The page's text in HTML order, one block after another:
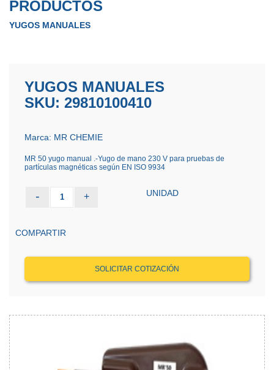
PRODUCTOS
YUGOS MANUALES
YUGOS MANUALES
SKU: 29810100410
Marca: MR CHEMIE
MR 50 yugo manual .-Yugo de mano 230 V para pruebas de
partículas magnéticas según EN ISO 9934
- 1 + UNIDAD
COMPARTIR
SOLICITAR COTIZACIÓN